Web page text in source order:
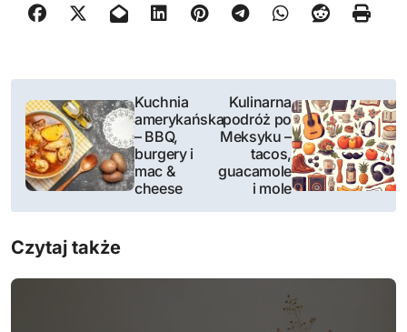
N
w
i
g
a
Kuchnia
amerykańska
– BBQ,
burgery i
mac &
cheese
Kulinarna
podróż po
Meksyku –
tacos,
guacamole
i mole
Czytaj także